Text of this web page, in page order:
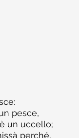
pesce,
un uccello;
perché,